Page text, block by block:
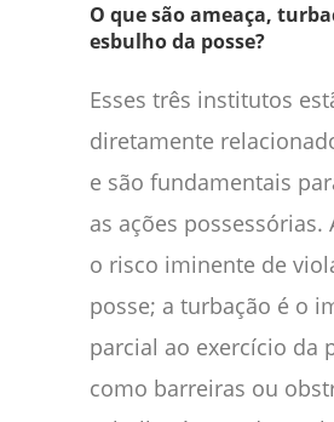
O que são ameaça,
esbulho da posse?
Esses três institutos
diretamente
e são fundamentais
as ações possessórias.
o risco iminente de
posse; a turbação é o
parcial ao exercício da
como barreiras ou